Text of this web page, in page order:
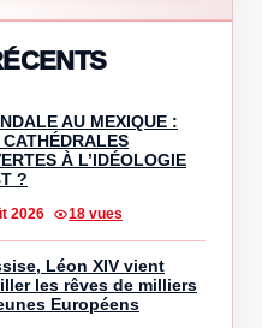
AU MEXIQUE :
CATHÉDRALES
À L’IDÉOLOGIE
?
2026 18 vues
Léon XIV vient
les rêves de milliers
Européens